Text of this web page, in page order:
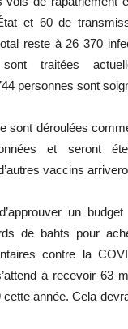
et 60 de
reste à 26 370
traitées
personnes sont
sont déroulées
et seront
vaccins
un
de bahts pour
contre la
à recevoir 63
année. Cela